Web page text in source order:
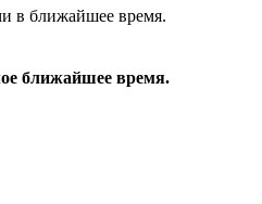
в ближайшее время.
ближайшее время.